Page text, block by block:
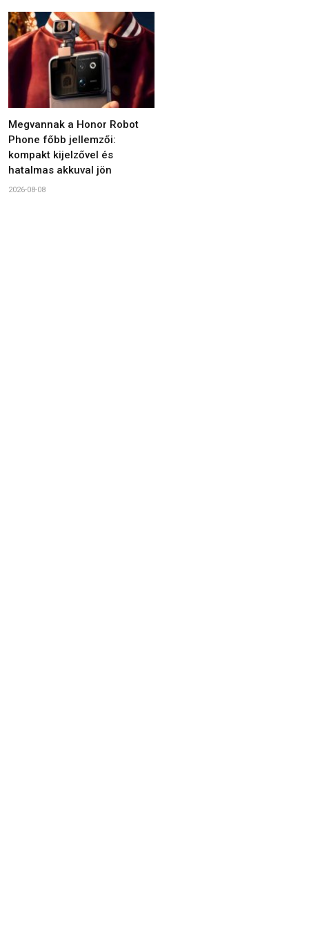
Megvannak a Honor Robot
Phone főbb jellemzői:
kompakt kijelzővel és
hatalmas akkuval jön
2026-08-08